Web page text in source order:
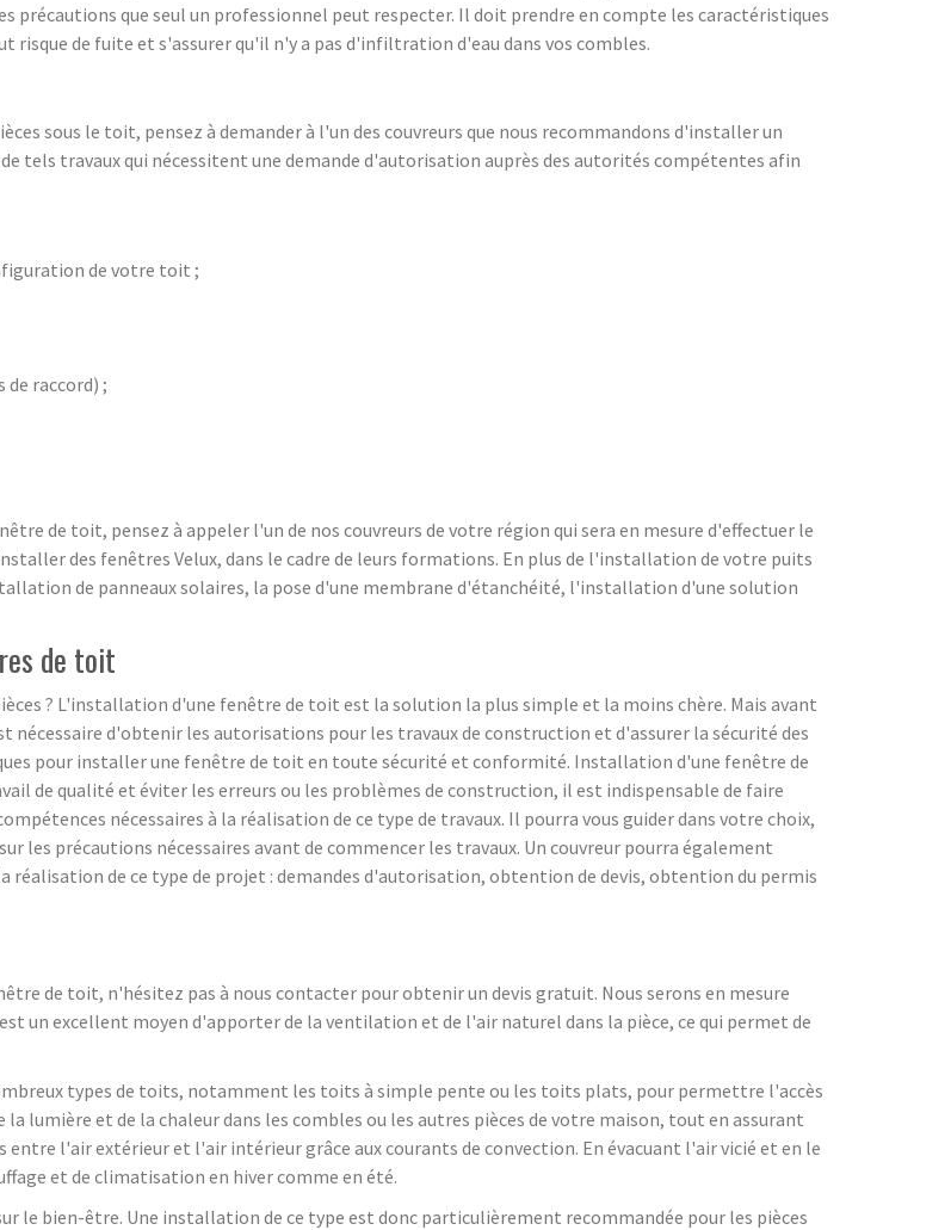
que seul un professionnel peut respecter. Il doit prendre en compte les caractéristiques
de fuite et s'assurer qu'il n'y a pas d'infiltration d'eau dans vos combles.
sous le toit, pensez à demander à l'un des couvreurs que nous recommandons d'installer un
tels travaux qui nécessitent une demande d'autorisation auprès des autorités compétentes afin
de votre toit ;
raccord) ;
de toit, pensez à appeler l'un de nos couvreurs de votre région qui sera en mesure d'effectuer le
des fenêtres Velux, dans le cadre de leurs formations. En plus de l'installation de votre puits
de panneaux solaires, la pose d'une membrane d'étanchéité, l'installation d'une solution
de toit
? L'installation d'une fenêtre de toit est la solution la plus simple et la moins chère. Mais avant
nécessaire d'obtenir les autorisations pour les travaux de construction et d'assurer la sécurité des
pour installer une fenêtre de toit en toute sécurité et conformité. Installation d'une fenêtre de
de qualité et éviter les erreurs ou les problèmes de construction, il est indispensable de faire
nécessaires à la réalisation de ce type de travaux. Il pourra vous guider dans votre choix,
les précautions nécessaires avant de commencer les travaux. Un couvreur pourra également
réalisation de ce type de projet : demandes d'autorisation, obtention de devis, obtention du permis
de toit, n'hésitez pas à nous contacter pour obtenir un devis gratuit. Nous serons en mesure
un excellent moyen d'apporter de la ventilation et de l'air naturel dans la pièce, ce qui permet de
types de toits, notamment les toits à simple pente ou les toits plats, pour permettre l'accès
lumière et de la chaleur dans les combles ou les autres pièces de votre maison, tout en assurant
l'air extérieur et l'air intérieur grâce aux courants de convection. En évacuant l'air vicié et en le
et de climatisation en hiver comme en été.
le bien-être. Une installation de ce type est donc particulièrement recommandée pour les pièces